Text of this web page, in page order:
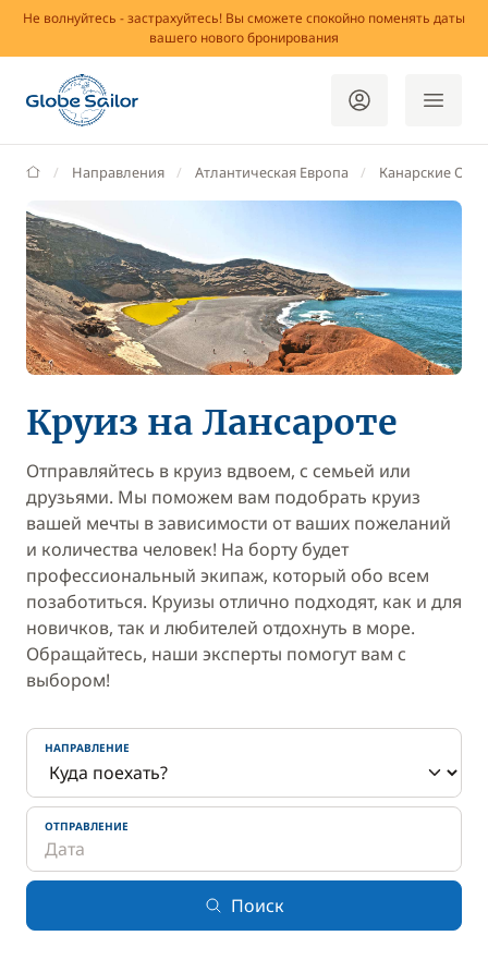
Не волнуйтесь - застрахуйтесь! Вы сможете спокойно поменять даты
вашего нового бронирования
GlobeSailor
Направления Атлантическая Европа Канарские
Круиз на Лансароте
Отправляйтесь в круиз вдвоем, с семьей или
друзьями. Мы поможем вам подобрать круиз
вашей мечты в зависимости от ваших пожеланий
и количества человек! На борту будет
профессиональный экипаж, который обо всем
позаботиться. Круизы отлично подходят, как и для
новичков, так и любителей отдохнуть в море.
Обращайтесь, наши эксперты помогут вам с
выбором!
НАПРАВЛЕНИЕ
ОТПРАВЛЕНИЕ
Поиск